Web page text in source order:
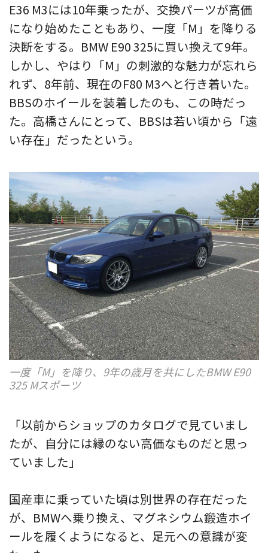
E36 M3には10年乗ったが、交換パーツが高価
になり始めたこともあり、一度「M」を降りる
決断をする。BMW E90 325に買い換えて9年。
しかし、やはり「M」の刺激的な魅力が忘れら
れず、8年前、現在のF80 M3へと行き着いた。
BBSのホイールを装着したのも、この時だっ
た。高橋さんにとって、BBSは若い頃から「遠
い存在」だったという。
一度「M」を降り、9年の歳月を共にしたBMW E90
325 Mスポーツ
「以前からショップのカタログで見ていまし
たが、自分には縁のない高価なものだと思っ
ていました」
国産車に乗っていた頃は別世界の存在だった
が、BMWへ乗り換え、マグネシウム鍛造ホイ
ールを履くようになると、足元への意識が変